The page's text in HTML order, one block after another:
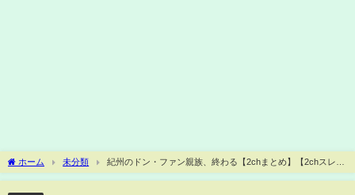
ホーム 未分類
紀州のドン・ファン親族、終わる【2chまとめ】【2chスレ】
【5chスレ】